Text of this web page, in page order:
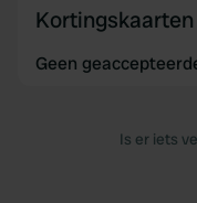
Kortingskaarten
Geen
Is er iets